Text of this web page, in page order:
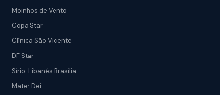
Moinhos de Vento
Copa Star
Clínica São Vicente
DF Star
Sírio-Libanês Brasília
Mater Dei